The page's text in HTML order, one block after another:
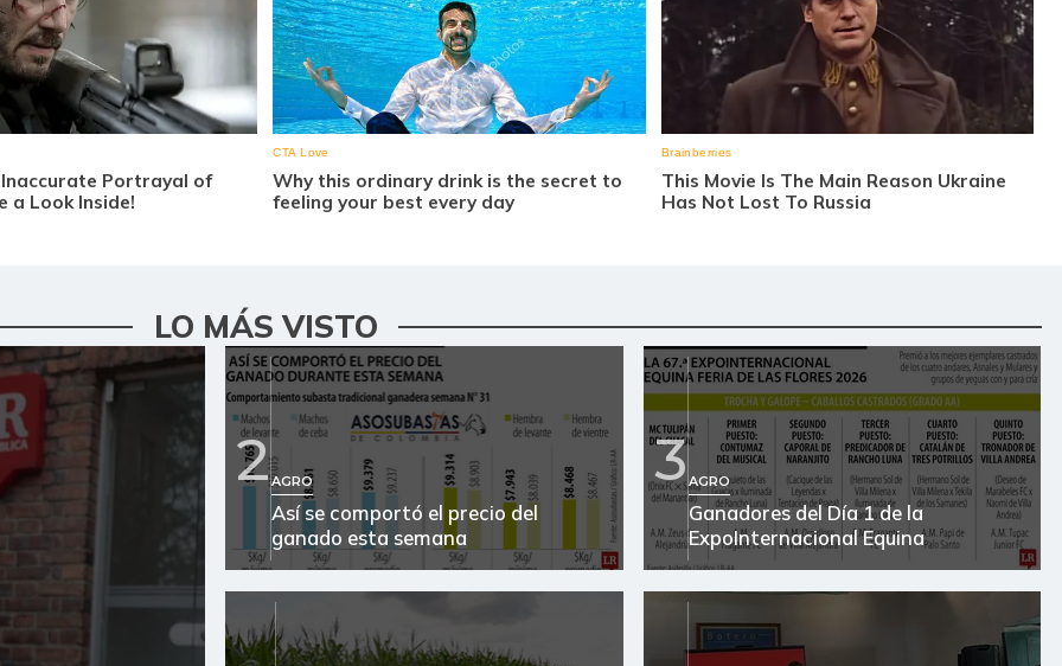
LO MÁS VISTO
2AGRO
Así se comportó el precio del
ganado esta semana
3AGRO
Ganadores del Día 1 de la
ExpoInternacional Equina